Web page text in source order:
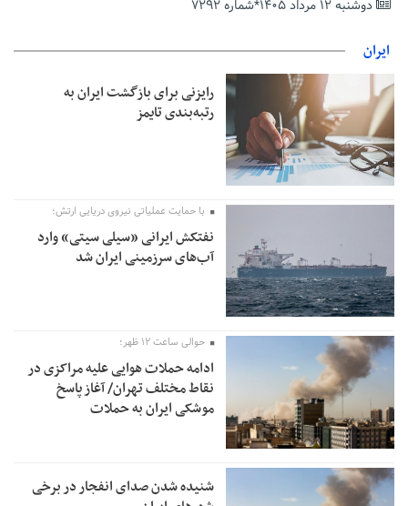
ندارد
پس از استعفا
دوشنبه ۱۲ مرداد ۱۴۰۵*شماره ۷۲۹۲
ایران
رایزنی برای بازگشت ایران به
رتبه‌بندی تایمز
با حمایت عملیاتی نیروی دریایی ارتش؛
نفتکش ایرانی «سیلی سیتی» وارد
آب‌های سرزمینی ایران شد
حوالی ساعت ۱۲ ظهر؛
ادامه حملات هوایی علیه مراکزی در
نقاط مختلف تهران/ آغاز پاسخ
موشکی ایران به حملات
شنیده شدن صدای انفجار در برخی